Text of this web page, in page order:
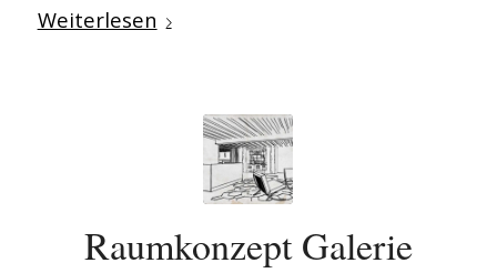
Weiterlesen
Raumkonzept Galerie